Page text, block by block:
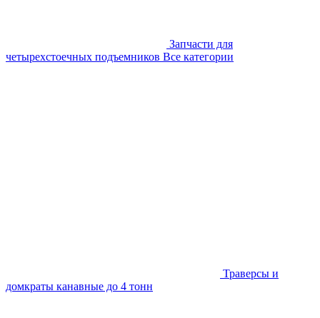
Запчасти для
четырехстоечных подъемников Все категории
Траверсы и
домкраты канавные до 4 тонн